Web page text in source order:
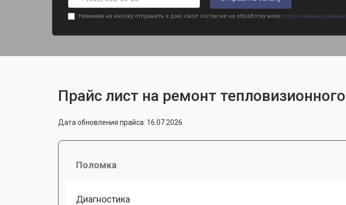
Нажимая на кнопку отправить я даю свое согласие на обработку моих персональных
Прайс лист на ремонт
Дата обновления прайса: 16.07.2026
Поломка
Диагностика